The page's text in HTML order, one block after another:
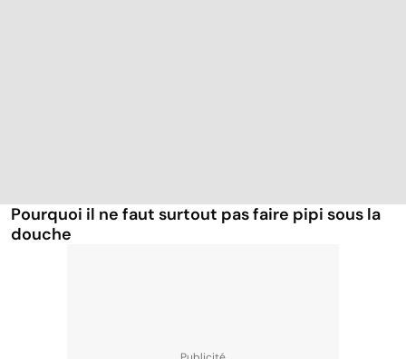
Pourquoi il ne faut surtout pas faire pipi sous la
douche